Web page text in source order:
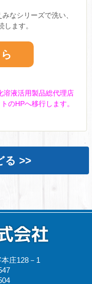
なシリーズで洗い、
ます。
液活用製品総代理店
のHPへ移行します。
る >>
庄128－1